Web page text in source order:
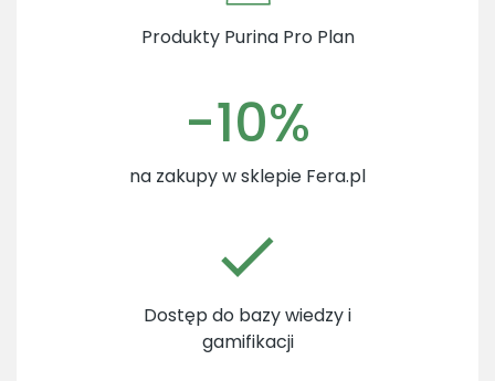
Produkty Purina Pro Plan
-10%
na zakupy w sklepie Fera.pl
Dostęp do bazy wiedzy i
gamifikacji